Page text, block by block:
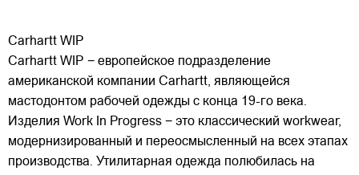
Carhartt WIP
Carhartt WIP − европейское подразделение
американской компании Carhartt, являющейся
мастодонтом рабочей одежды с конца 19-го века.
Изделия Work In Progress − это классический workwear,
модернизированный и переосмысленный на всех этапах
производства. Утилитарная одежда полюбилась на